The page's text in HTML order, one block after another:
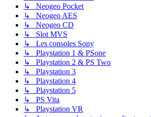
↳ Neogeo Pocket
↳ Neogeo AES
↳ Neogeo CD
↳ Slot MVS
↳ Les consoles Sony
↳ Playstation 1 & PSone
↳ Playstation 2 & PS Two
↳ Playstation 3
↳ Playstation 4
↳ Playstation 5
↳ PS Vita
↳ Playstation VR